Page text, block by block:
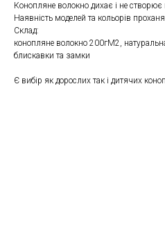
Конопляне волокно дихає і не створює
Наявність моделей та кольорів
Склад:
конопляне волокно 200гМ2,
блискавки та замки
Є вибір як дорослих так і дитячих